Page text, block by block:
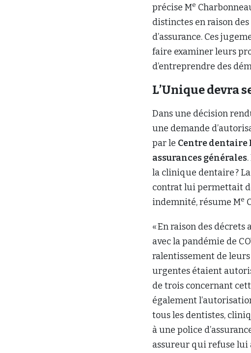
précise Me
distinctes en raison
d’assurance. Ces
faire examiner leurs
d’entreprendre des
L’Unique devra
Dans une décision
une demande
par le Centre dentaire
assurances générales
la clinique dentaire ?
contrat lui permettait
indemnité, résume Me
« En raison des
avec la pandémie de
ralentissement de
urgentes étaient
de trois concernant
également
tous les dentistes,
à une police
assureur qui refuse lui